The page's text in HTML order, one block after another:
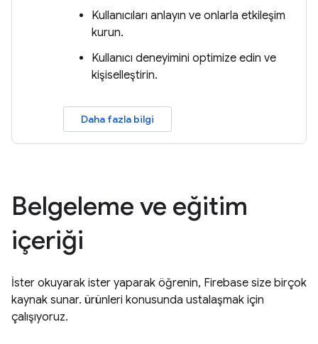
Kullanıcıları anlayın ve onlarla etkileşim
kurun.
Kullanıcı deneyimini optimize edin ve
kişiselleştirin.
Daha fazla bilgi
Belgeleme ve eğitim
içeriği
İster okuyarak ister yaparak öğrenin, Firebase size birçok
kaynak sunar. ürünleri konusunda ustalaşmak için
çalışıyoruz.